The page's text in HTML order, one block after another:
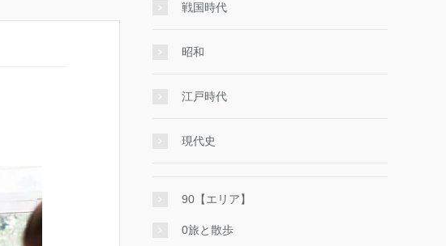
戦国時代
昭和
江戸時代
現代史
90【エリア】
0旅と散歩